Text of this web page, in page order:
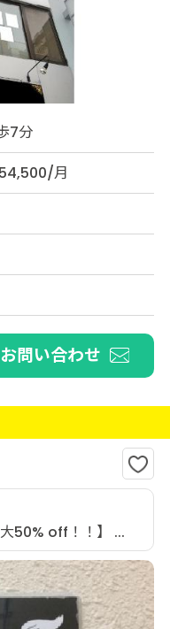
7分
月
お問い合わせ
大50% off！！】 ...